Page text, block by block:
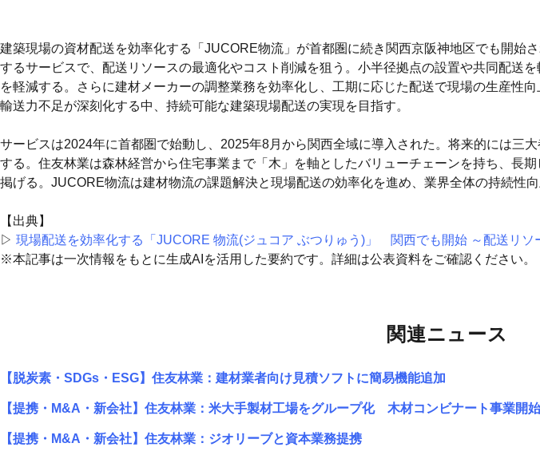
建築現場の資材配送を効率化する「JUCORE物流」が首都圏に続き関西京阪神地区でも開始
するサービスで、配送リソースの最適化やコスト削減を狙う。小半径拠点の設置や共同配送
を軽減する。さらに建材メーカーの調整業務を効率化し、工期に応じた配送で現場の生産性
輸送力不足が深刻化する中、持続可能な建築現場配送の実現を目指す。
サービスは2024年に首都圏で始動し、2025年8月から関西全域に導入された。将来的には三
する。住友林業は森林経営から住宅事業まで「木」を軸としたバリューチェーンを持ち、長
掲げる。JUCORE物流は建材物流の課題解決と現場配送の効率化を進め、業界全体の持続性
【出典】
▷ 現場配送を効率化する「JUCORE 物流(ジュコア ぶつりゅう)」 関西でも開始 ～配送リ
※本記事は一次情報をもとに生成AIを活用した要約です。詳細は公表資料をご確認ください。
関連ニュース
【脱炭素・SDGs・ESG】住友林業：建材業者向け見積ソフトに簡易機能追加
【提携・M&A・新会社】住友林業：米大手製材工場をグループ化 木材コンビナート事業開始
【提携・M&A・新会社】住友林業：ジオリーブと資本業務提携